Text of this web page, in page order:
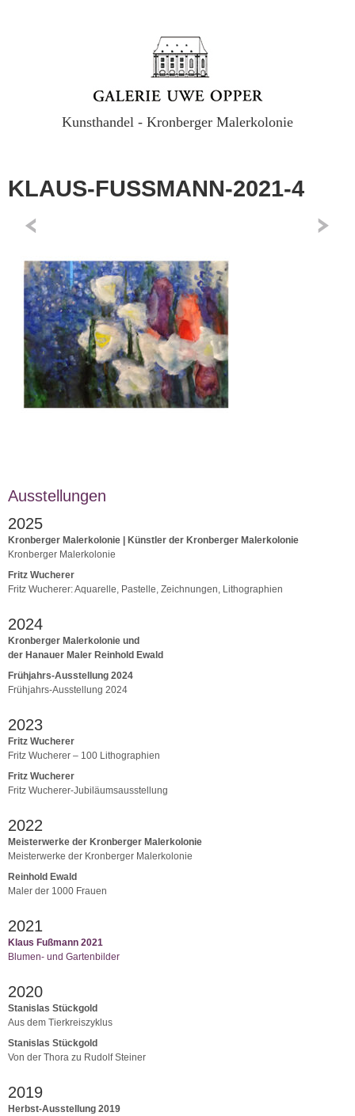
Kunsthandel - Kronberger Malerkolonie
KLAUS-FUSSMANN-2021-4
Ausstellungen
2025
Kronberger Malerkolonie | Künstler der Kronberger Malerkolonie
Kronberger Malerkolonie
Fritz Wucherer
Fritz Wucherer: Aquarelle, Pastelle, Zeichnungen, Lithographien
2024
Kronberger Malerkolonie und
der Hanauer Maler Reinhold Ewald
Frühjahrs-Ausstellung 2024
Frühjahrs-Ausstellung 2024
2023
Fritz Wucherer
Fritz Wucherer – 100 Lithographien
Fritz Wucherer
Fritz Wucherer-Jubiläumsausstellung
2022
Meisterwerke der Kronberger Malerkolonie
Meisterwerke der Kronberger Malerkolonie
Reinhold Ewald
Maler der 1000 Frauen
2021
Klaus Fußmann 2021
Blumen- und Gartenbilder
2020
Stanislas Stückgold
Aus dem Tierkreiszyklus
Stanislas Stückgold
Von der Thora zu Rudolf Steiner
2019
Herbst-Ausstellung 2019